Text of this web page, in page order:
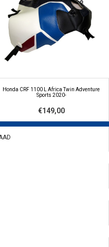
Honda CRF 1100 L Africa Twin Adventure
Sports 2020-
€149,00